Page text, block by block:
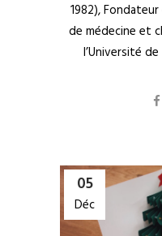
1982),
de médecine et
l’Université
05
Déc